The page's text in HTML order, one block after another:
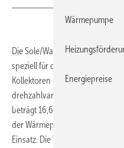
Die Sole/Wasser-Wärmepumpe
speziell für den Einsatz in
Kollektoren (PVT-Kollektoren)
drehzahlvariablen Rollkolben-
beträgt 16,6 kW. Die
der Wärmepumpe. Als
Einsatz. Die WP Max-S CF12
Wärmepumpe
Energiepreise